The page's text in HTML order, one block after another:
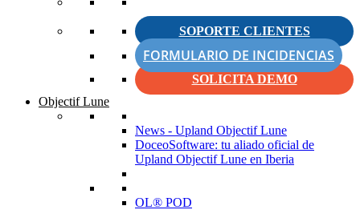
SOPORTE CLIENTES
FORMULARIO DE INCIDENCIAS
SOLICITA DEMO
Objectif Lune
News - Upland Objectif Lune
DoceoSoftware: tu aliado oficial de
Upland Objectif Lune en Iberia
OL® POD